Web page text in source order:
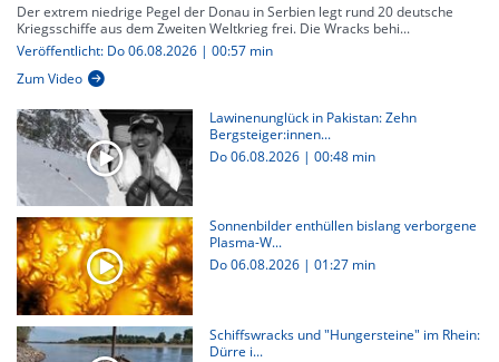
Der extrem niedrige Pegel der Donau in Serbien legt rund 20 deutsche
Kriegsschiffe aus dem Zweiten Weltkrieg frei. Die Wracks behi...
Veröffentlicht: Do 06.08.2026 | 00:57 min
Zum Video
Lawinenunglück in Pakistan: Zehn
Bergsteiger:innen...
Do 06.08.2026 | 00:48 min
Sonnenbilder enthüllen bislang verborgene
Plasma-W...
Do 06.08.2026 | 01:27 min
Schiffswracks und "Hungersteine" im Rhein:
Dürre i...